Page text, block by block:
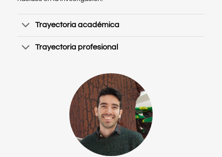
Trayectoria académica
Trayectoria profesional